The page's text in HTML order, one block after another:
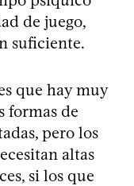
de juego,
suficiente.
que hay muy
formas de
pero los
altas
si los que